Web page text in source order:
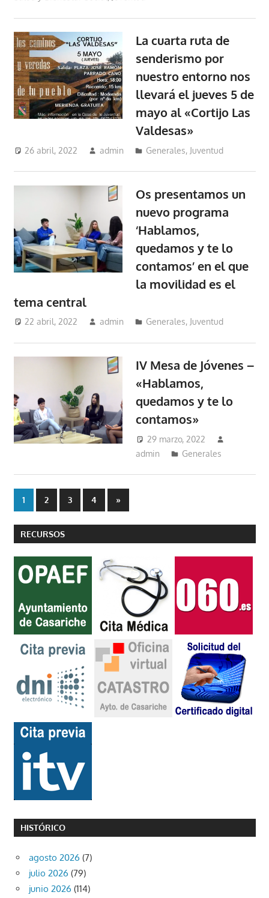
La cuarta ruta de
senderismo por
nuestro entorno nos
llevará el jueves 5 de
mayo al «Cortijo Las
Valdesas»
26 abril, 2022 admin Generales, Juventud
Os presentamos un
nuevo programa
‘Hablamos,
quedamos y te lo
contamos’ en el que
la movilidad es el
tema central
22 abril, 2022 admin Generales, Juventud
IV Mesa de Jóvenes –
«Hablamos,
quedamos y te lo
contamos»
29 marzo, 2022
admin
Generales
Paginación
de
entradas
1 2 3 4
Entradas
siguientes
»
RECURSOS
HISTÓRICO
agosto 2026 (7)
julio 2026 (79)
junio 2026 (114)